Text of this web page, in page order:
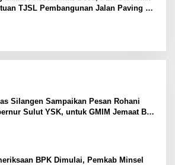
TJSL Pembangunan Jalan Paving di
Silangen Sampaikan Pesan Rohani
Sulut YSK, untuk GMIM Jemaat Bait
BPK Dimulai, Pemkab Minsel